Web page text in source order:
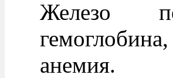
Железо
анемия.